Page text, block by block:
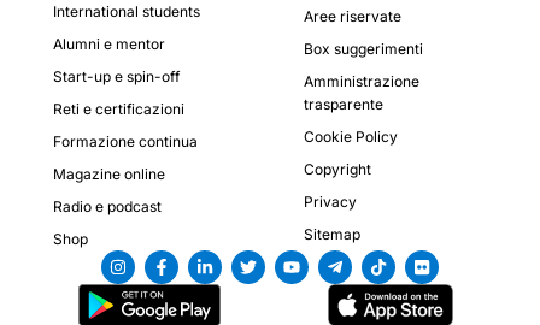
International students
Alumni e mentor
Start-up e spin-off
Reti e certificazioni
Formazione continua
Magazine online
Radio e podcast
Shop
Aree riservate
Box suggerimenti
Amministrazione
trasparente
Cookie Policy
Copyright
Privacy
Sitemap